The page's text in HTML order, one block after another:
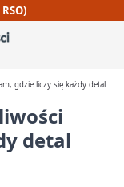
gdzie liczy się każdy detal
detal